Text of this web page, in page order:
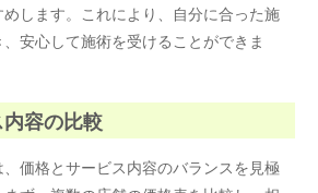
します。これにより、自分に合った施
安心して施術を受けることができま
容の比較
価格とサービス内容のバランスを見極